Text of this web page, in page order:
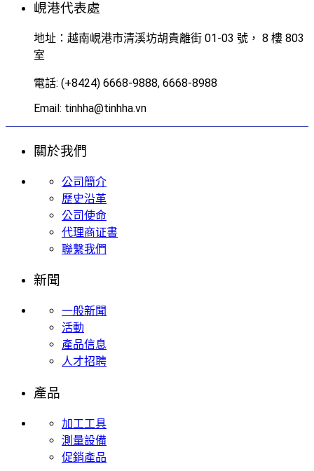
峴港代表處
地址：越南峴港市清溪坊胡貴離街 01-03 號， 8 樓 803
室
電話: (+8424) 6668-9888, 6668-8988
Email: tinhha@tinhha.vn
關於我們
公司簡介
歷史沿革
公司使命
代理商证書
聯繫我們
新聞
一般新聞
活動
產品信息
人才招聘
產品
加工工具
測量設備
促銷產品